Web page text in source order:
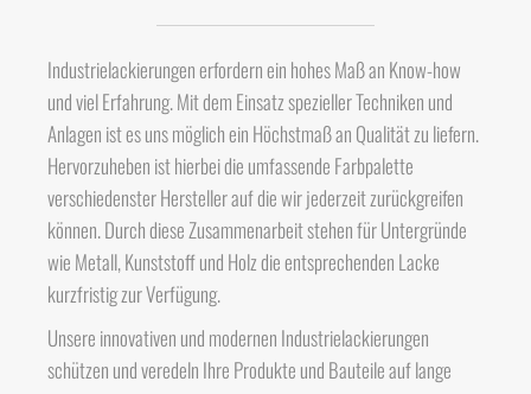
Industrielackierungen erfordern ein hohes Maß an Know-how
und viel Erfahrung. Mit dem Einsatz spezieller Techniken und
Anlagen ist es uns möglich ein Höchstmaß an Qualität zu liefern.
Hervorzuheben ist hierbei die umfassende Farbpalette
verschiedenster Hersteller auf die wir jederzeit zurückgreifen
können. Durch diese Zusammenarbeit stehen für Untergründe
wie Metall, Kunststoff und Holz die entsprechenden Lacke
kurzfristig zur Verfügung.
Unsere innovativen und modernen Industrielackierungen
schützen und veredeln Ihre Produkte und Bauteile auf lange